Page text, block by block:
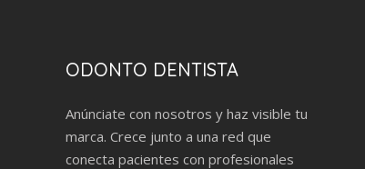
ODONTO DENTISTA
Anúnciate con nosotros y haz visible tu
marca. Crece junto a una red que
conecta pacientes con profesionales